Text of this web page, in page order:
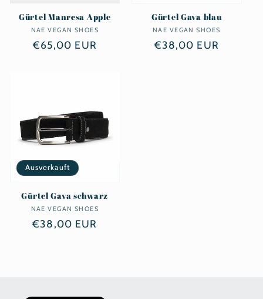
Gürtel Manresa Apple
Anbieter:
NAE VEGAN SHOES
Normaler
€65,00 EUR
Gürtel Gava blau
Anbieter:
NAE VEGAN SHOES
Normaler
€38,00 EUR
Ausverkauft
Gürtel Gava schwarz
Anbieter:
NAE VEGAN SHOES
Normaler
€38,00 EUR